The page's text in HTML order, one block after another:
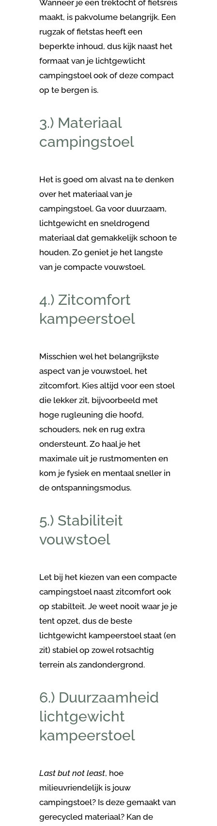
Wanneer je een trektocht of fietsreis
maakt, is pakvolume belangrijk. Een
rugzak of fietstas heeft een
beperkte inhoud, dus kijk naast het
formaat van je lichtgewlicht
campingstoel ook of deze compact
op te bergen is.
3.) Materiaal
campingstoel
Het is goed om alvast na te denken
over het materiaal van je
campingstoel. Ga voor duurzaam,
lichtgewicht en sneldrogend
materiaal dat gemakkelijk schoon te
houden. Zo geniet je het langste
van je compacte vouwstoel.
4.) Zitcomfort
kampeerstoel
Misschien wel het belangrijkste
aspect van je vouwstoel, het
zitcomfort. Kies altijd voor een stoel
die lekker zit, bijvoorbeeld met
hoge rugleuning die hoofd,
schouders, nek en rug extra
ondersteunt. Zo haal je het
maximale uit je rustmomenten en
kom je fysiek en mentaal sneller in
de ontspanningsmodus.
5.) Stabiliteit
vouwstoel
Let bij het kiezen van een compacte
campingstoel naast zitcomfort ook
op stabilteit. Je weet nooit waar je je
tent opzet, dus de beste
lichtgewicht kampeerstoel staat (en
zit) stabiel op zowel rotsachtig
terrein als zandondergrond.
6.) Duurzaamheid
lichtgewicht
kampeerstoel
Last but not least, hoe
milieuvriendelijk is jouw
campingstoel? Is deze gemaakt van
gerecycled materiaal? Kan de